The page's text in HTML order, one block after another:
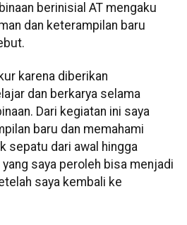
berinisial AT mengaku
dan keterampilan baru
karena diberikan
dan berkarya selama
Dari kegiatan ini saya
baru dan memahami
sepatu dari awal hingga
saya peroleh bisa menjadi
saya kembali ke